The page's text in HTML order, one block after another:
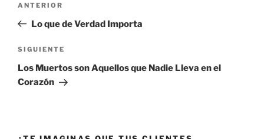
entradas
Entrada
anterior:
ANTERIOR
Lo que de Verdad Importa
Siguiente
entrada
SIGUIENTE
Los Muertos son Aquellos que Nadie Lleva en el
Corazón